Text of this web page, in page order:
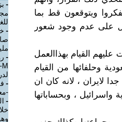
ويتوقعون قط بما
على عدم وجود شعور
عليهم القيام بهذاالعمل
وحلفائها من القيام
لايران ، لانه كان ان
، وبحساباتها
-
-
-
-
-
-